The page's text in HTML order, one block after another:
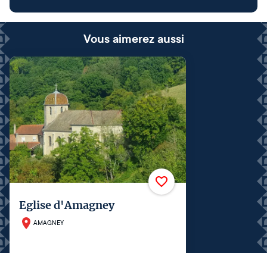
Vous aimerez aussi
Eglise d'Amagney
AMAGNEY